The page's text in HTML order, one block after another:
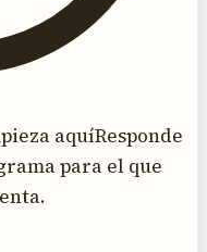
aquíResponde
para el que